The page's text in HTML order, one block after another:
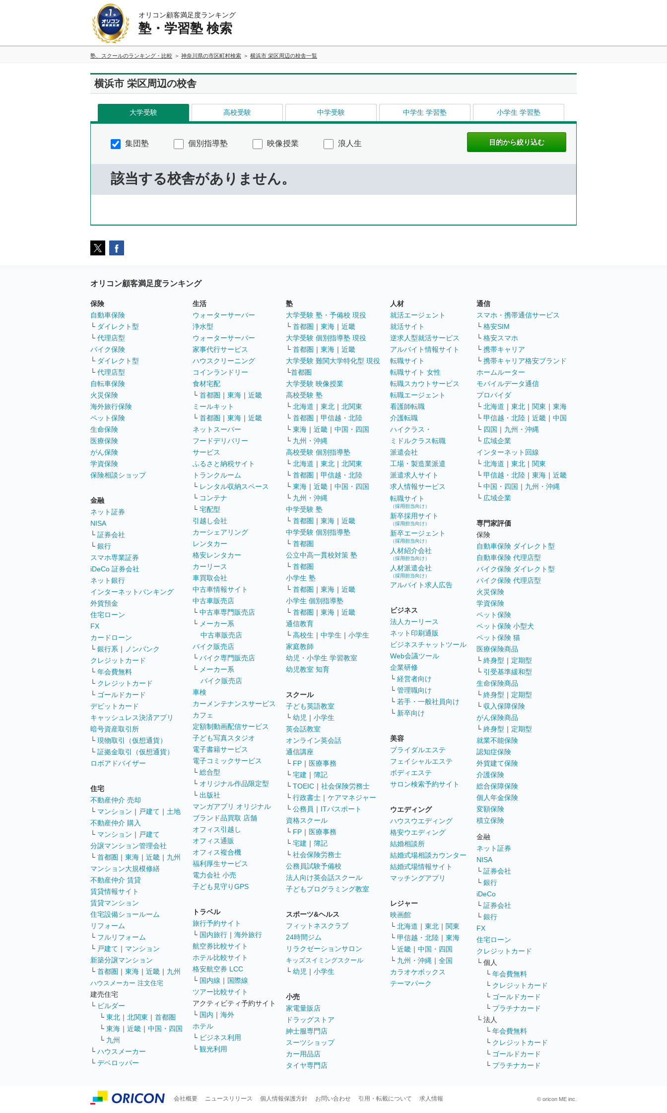
オリコン顧客満足度ランキング
塾・学習塾 検索
塾、スクールのランキング・比較 神奈川県の市区町村検索 横浜市 栄区周辺の校舎一覧
横浜市 栄区周辺の校舎
大学受験 高校受験 中学受験 中学生 学習塾 小学生 学習塾
集団塾 個別指導塾 映像授業 浪人生
該当する校舎がありません。
オリコン顧客満足度ランキング
保険
自動車保険
└ ダイレクト型
└ 代理店型
バイク保険
└ ダイレクト型
└ 代理店型
自転車保険
火災保険
海外旅行保険
ペット保険
生命保険
医療保険
がん保険
学資保険
保険相談ショップ
金融
ネット証券
NISA
└ 証券会社
└ 銀行
スマホ専業証券
iDeCo 証券会社
ネット銀行
インターネットバンキング
外貨預金
住宅ローン
FX
カードローン
└ 銀行系 ｜
ノンバンク
クレジットカード
└ 年会費無料
└ クレジットカード
└ ゴールドカード
デビットカード
キャッシュレス決済アプリ
暗号資産取引所
└ 現物取引（仮想通貨）
└ 証拠金取引（仮想通貨）
ロボアドバイザー
住宅
不動産仲介 売却
└ マンション ｜ 戸建て ｜ 土地
不動産仲介 購入
└ マンション ｜ 戸建て
分譲マンション管理会社
└ 首都圏 ｜ 東海 ｜ 近畿 ｜ 九州
マンション大規模修繕
不動産仲介 賃貸
賃貸情報サイト
賃貸マンション
住宅設備ショールーム
リフォーム
└ フルリフォーム
└ 戸建て ｜ マンション
新築分譲マンション
└ 首都圏 ｜ 東海 ｜ 近畿 ｜ 九州
ハウスメーカー 注文住宅
建売住宅
└ ビルダー
└ 東北 ｜ 北関東 ｜ 首都圏
└ 東海 ｜ 近畿 ｜ 中国・四国
└ 九州
└ ハウスメーカー
└ デベロッパー
生活
ウォーターサーバー
浄水型
ウォーターサーバー
家事代行サービス
ハウスクリーニング
コインランドリー
食材宅配
└ 首都圏 ｜ 東海 ｜ 近畿
ミールキット
└ 首都圏 ｜ 東海 ｜ 近畿
ネットスーパー
フードデリバリー
サービス
ふるさと納税サイト
トランクルーム
└ レンタル収納スペース
└ コンテナ
└ 宅配型
引越し会社
カーシェアリング
レンタカー
格安レンタカー
カーリース
車買取会社
中古車情報サイト
中古車販売店
└ 中古車専門販売店
└ メーカー系
中古車販売店
バイク販売店
└ バイク専門販売店
└ メーカー系
バイク販売店
車検
カーメンテナンスサービス
カフェ
定額制動画配信サービス
子ども写真スタジオ
電子書籍サービス
電子コミックサービス
└ 総合型
└ オリジナル作品限定型
└ 出版社
マンガアプリ オリジナル
ブランド品買取 店舗
オフィス引越し
オフィス通販
オフィス複合機
福利厚生サービス
電力会社 小売
子ども見守りGPS
トラベル
旅行予約サイト
└ 国内旅行 ｜ 海外旅行
航空券比較サイト
ホテル比較サイト
格安航空券 LCC
└ 国内線 ｜ 国際線
ツアー比較サイト
アクティビティ予約サイト
└ 国内 ｜ 海外
ホテル
└ ビジネス利用
└ 観光利用
塾
大学受験 塾・予備校 現役
└ 首都圏 ｜ 東海 ｜ 近畿
大学受験 個別指導塾 現役
└ 首都圏 ｜ 東海 ｜ 近畿
大学受験 難関大学特化型 現役
└首都圏
大学受験 映像授業
高校受験 塾
└ 北海道 ｜ 東北 ｜ 北関東
└ 首都圏 ｜ 甲信越・北陸
└ 東海 ｜ 近畿 ｜ 中国・四国
└ 九州・沖縄
高校受験 個別指導塾
└ 北海道 ｜ 東北 ｜ 北関東
└ 首都圏 ｜ 甲信越・北陸
└ 東海 ｜ 近畿 ｜ 中国・四国
└ 九州・沖縄
中学受験 塾
└ 首都圏 ｜ 東海 ｜ 近畿
中学受験 個別指導塾
└ 首都圏
公立中高一貫校対策 塾
└ 首都圏
小学生 塾
└ 首都圏 ｜ 東海 ｜ 近畿
小学生 個別指導塾
└ 首都圏 ｜ 東海 ｜ 近畿
通信教育
└ 高校生 ｜ 中学生 ｜ 小学生
家庭教師
幼児・小学生 学習教室
幼児教室 知育
スクール
子ども英語教室
└ 幼児 ｜ 小学生
英会話教室
オンライン英会話
通信講座
└ FP ｜ 医療事務
└ 宅建 ｜ 簿記
└ TOEIC ｜ 社会保険労務士
└ 行政書士 ｜ ケアマネジャー
└ 公務員 ｜ ITパスポート
資格スクール
└ FP ｜ 医療事務
└ 宅建 ｜ 簿記
└ 社会保険労務士
公務員試験予備校
法人向け英会話スクール
子どもプログラミング教室
スポーツ&ヘルス
フィットネスクラブ
24時間ジム
リラクゼーションサロン
キッズスイミングスクール
└ 幼児 ｜ 小学生
小売
家電量販店
ドラッグストア
紳士服専門店
スーツショップ
カー用品店
タイヤ専門店
人材
就活エージェント
就活サイト
逆求人型就活サービス
アルバイト情報サイト
転職サイト
転職サイト 女性
転職スカウトサービス
転職エージェント
看護師転職
介護転職
ハイクラス・
ミドルクラス転職
派遣会社
工場・製造業派遣
派遣求人サイト
求人情報サービス
転職サイト
（採用担当向け）
新卒採用サイト
（採用担当向け）
新卒エージェント
（採用担当向け）
人材紹介会社
（採用担当向け）
人材派遣会社
（採用担当向け）
アルバイト求人広告
ビジネス
法人カーリース
ネット印刷通販
ビジネスチャットツール
Web会議ツール
企業研修
└ 経営者向け
└ 管理職向け
└ 若手・一般社員向け
└ 新卒向け
美容
ブライダルエステ
フェイシャルエステ
ボディエステ
サロン検索予約サイト
ウエディング
ハウスウエディング
格安ウエディング
結婚相談所
結婚式場相談カウンター
結婚式場情報サイト
マッチングアプリ
レジャー
映画館
└ 北海道 ｜ 東北 ｜ 関東
└ 甲信越・北陸 ｜ 東海
└ 近畿 ｜ 中国・四国
└ 九州・沖縄 ｜ 全国
カラオケボックス
テーマパーク
通信
スマホ・携帯通信サービス
└ 格安SIM
└ 格安スマホ
└ 携帯キャリア
└ 携帯キャリア格安ブランド
ホームルーター
モバイルデータ通信
プロバイダ
└ 北海道 ｜ 東北 ｜ 関東 ｜ 東海
└ 甲信越・北陸 ｜ 近畿 ｜ 中国
└ 四国 ｜ 九州・沖縄
└ 広域企業
インターネット回線
└ 北海道 ｜ 東北 ｜ 関東
└ 甲信越・北陸 ｜ 東海 ｜ 近畿
└ 中国・四国 ｜ 九州・沖縄
└ 広域企業
専門家評価
保険
自動車保険 ダイレクト型
自動車保険 代理店型
バイク保険 ダイレクト型
バイク保険 代理店型
火災保険
学資保険
ペット保険
ペット保険 小型犬
ペット保険 猫
医療保険商品
└ 終身型 ｜ 定期型
└ 引受基準緩和型
生命保険商品
└ 終身型 ｜ 定期型
└ 収入保障保険
がん保険商品
└ 終身型 ｜ 定期型
就業不能保険
認知症保険
外貨建て保険
介護保険
総合保障保険
個人年金保険
変額保険
積立保険
金融
ネット証券
NISA
└ 証券会社
└ 銀行
iDeCo
└ 証券会社
└ 銀行
FX
住宅ローン
クレジットカード
└ 個人
└ 年会費無料
└ クレジットカード
└ ゴールドカード
└ プラチナカード
└ 法人
└ 年会費無料
└ クレジットカード
└ ゴールドカード
└ プラチナカード
会社概要 ニュースリリース 個人情報保護方針 お問い合わせ 引用・転載について 求人情報 © oricon ME inc.